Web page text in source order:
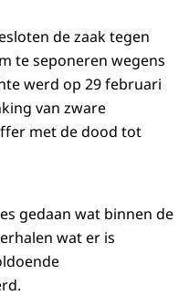
de zaak tegen
te seponeren wegens
werd op 29 februari
van zware
met de dood tot
gedaan wat binnen de
wat er is